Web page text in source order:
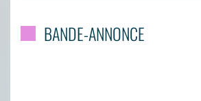
BANDE-ANNONCE